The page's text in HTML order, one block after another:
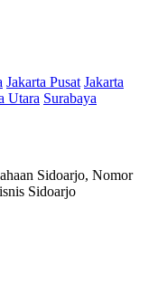
Jakarta Pusat Jakarta
Utara Surabaya
Sidoarjo, Nomor
Sidoarjo